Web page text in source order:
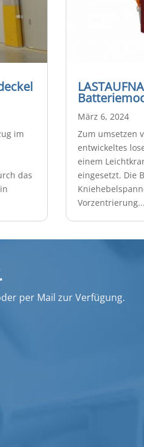
im
das
März 6, 2024
Zum umsetzen
entwickeltes
einem
eingesetzt. Die
Vorzentrierung...
per Mail zur Verfügung.